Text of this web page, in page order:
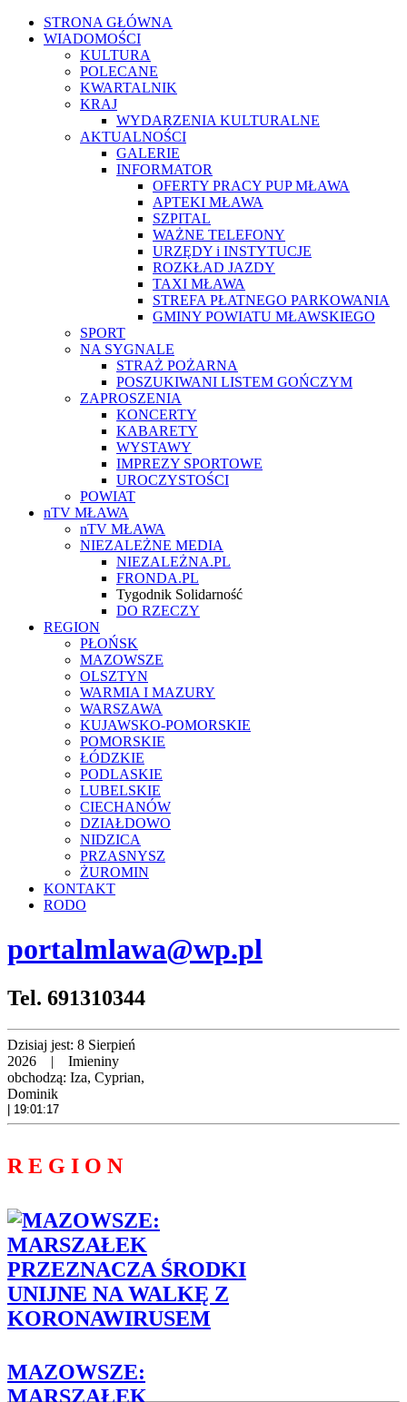
STRONA GŁÓWNA
WIADOMOŚCI
KULTURA
POLECANE
KWARTALNIK
KRAJ
WYDARZENIA KULTURALNE
AKTUALNOŚCI
GALERIE
INFORMATOR
OFERTY PRACY PUP MŁAWA
APTEKI MŁAWA
SZPITAL
WAŻNE TELEFONY
URZĘDY i INSTYTUCJE
ROZKŁAD JAZDY
TAXI MŁAWA
STREFA PŁATNEGO PARKOWANIA
GMINY POWIATU MŁAWSKIEGO
SPORT
NA SYGNALE
STRAŻ POŻARNA
POSZUKIWANI LISTEM GOŃCZYM
ZAPROSZENIA
KONCERTY
KABARETY
WYSTAWY
IMPREZY SPORTOWE
UROCZYSTOŚCI
POWIAT
nTV MŁAWA
nTV MŁAWA
NIEZALEŻNE MEDIA
NIEZALEŻNA.PL
FRONDA.PL
Tygodnik Solidarność
DO RZECZY
REGION
PŁOŃSK
MAZOWSZE
OLSZTYN
WARMIA I MAZURY
WARSZAWA
KUJAWSKO-POMORSKIE
POMORSKIE
ŁÓDZKIE
PODLASKIE
LUBELSKIE
CIECHANÓW
DZIAŁDOWO
NIDZICA
PRZASNYSZ
ŻUROMIN
KONTAKT
RODO
portalmlawa@wp.pl
Tel. 691310344
Dzisiaj jest: 8 Sierpień
2026 | Imieniny
obchodzą: Iza, Cyprian,
Dominik
| 19:01:18
R E G I O N
MAZOWSZE:
MARSZAŁEK